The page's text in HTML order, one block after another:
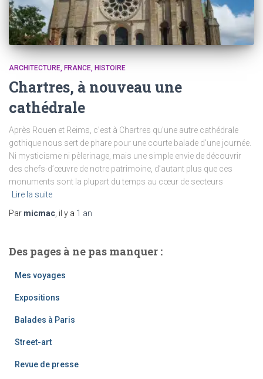
ARCHITECTURE FRANCE HISTOIRE
Chartres, à nouveau une
cathédrale
Après Rouen et Reims, c’est à Chartres qu’une autre cathédrale
gothique nous sert de phare pour une courte balade d’une journée.
Ni mysticisme ni pèlerinage, mais une simple envie de découvrir
des chefs-d’œuvre de notre patrimoine, d’autant plus que ces
monuments sont la plupart du temps au cœur de secteurs
Lire la suite
Par micmac , il y a 1 an
Des pages à ne pas manquer :
Mes voyages
Expositions
Balades à Paris
Street-art
Revue de presse